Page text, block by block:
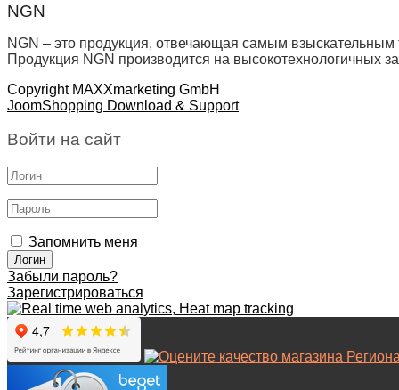
NGN
NGN – это продукция, отвечающая самым
Продукция NGN производится на высокотехнологичных
Copyright MAXXmarketing GmbH
JoomShopping Download & Support
Войти на сайт
Запомнить меня
Забыли пароль?
Зарегистрироваться